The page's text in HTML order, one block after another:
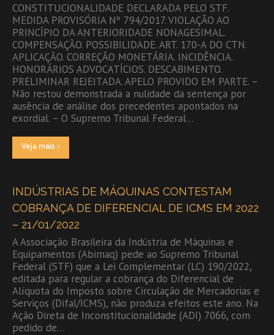
CONSTITUCIONALIDADE DECLARADA PELO STF.
MEDIDA PROVISÓRIA Nº 794/2017. VIOLAÇÃO AO
PRINCÍPIO DA ANTERIORIDADE NONAGESIMAL.
COMPENSAÇÃO. POSSIBILIDADE. ART. 170-A DO CTN.
APLICAÇÃO. CORREÇÃO MONETÁRIA. INCIDÊNCIA.
HONORÁRIOS ADVOCATÍCIOS. DESCABIMENTO.
PRELIMINAR REJEITADA. APELO PROVIDO EM PARTE. –
Não restou demonstrada a nulidade da sentença por
ausência de análise dos precedentes apontados na
exordial. – O Supremo Tribunal Federal…
Veja mais ›
INDÚSTRIAS DE MÁQUINAS CONTESTAM
COBRANÇA DE DIFERENCIAL DE ICMS EM 2022
– 21/01/2022
A Associação Brasileira da Indústria de Máquinas e
Equipamentos (Abimaq) pede ao Supremo Tribunal
Federal (STF) que a Lei Complementar (LC) 190/2022,
editada para regular a cobrança do Diferencial de
Alíquota do Imposto sobre Circulação de Mercadorias e
Serviços (Difal/ICMS), não produza efeitos este ano. Na
Ação Direta de Inconstitucionalidade (ADI) 7066, com
pedido de…